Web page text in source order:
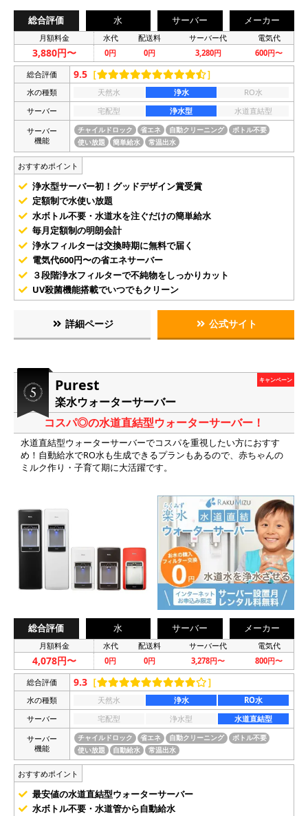
総合評価 水 サーバー メーカー
月額料金 水代 配送料 サーバー代 電気代
3,880円〜 0円 0円 3,280円 600円〜
総合評価 9.5 ［ ］
水の種類 天然水 浄水
RO水
サーバー
宅配型 浄水型
水道直結型
サーバー
機能
チャイルドロック 省エネ 自動クリーニング
ボトル不要
使い放題
簡単給水 常温出水
おすすめポイント
浄水型サーバー初！グッドデザイン賞受賞
定額制で水使い放題
水ボトル不要・水道水を注ぐだけの簡単給水
毎月定額制の明朗会計
浄水フィルターは交換時期に無料で届く
電気代600円〜の省エネサーバー
３段階浄水フィルターで不純物をしっかりカット
UV殺菌機能搭載でいつでもクリーン
詳細ページ 公式サイト
Purest
楽水ウォーターサーバー
キャンペーン
コスパ◎の水道直結型ウォーターサーバー！
水道直結型ウォーターサーバーでコスパを重視したい方におすす
め！自動給水でRO水も生成できるプランもあるので、赤ちゃんの
ミルク作り・子育て期に大活躍です。
総合評価 水 サーバー メーカー
月額料金 水代 配送料 サーバー代 電気代
4,078円〜 0円 0円 3,278円〜 800円〜
総合評価 9.3 ［ ］
水の種類 天然水 浄水
RO水
サーバー
宅配型 浄水型
水道直結型
サーバー
機能
チャイルドロック 省エネ 自動クリーニング
ボトル不要
使い放題
自動給水 常温出水
おすすめポイント
最安値の水道直結型ウォーターサーバー
水ボトル不要・水道管から自動給水